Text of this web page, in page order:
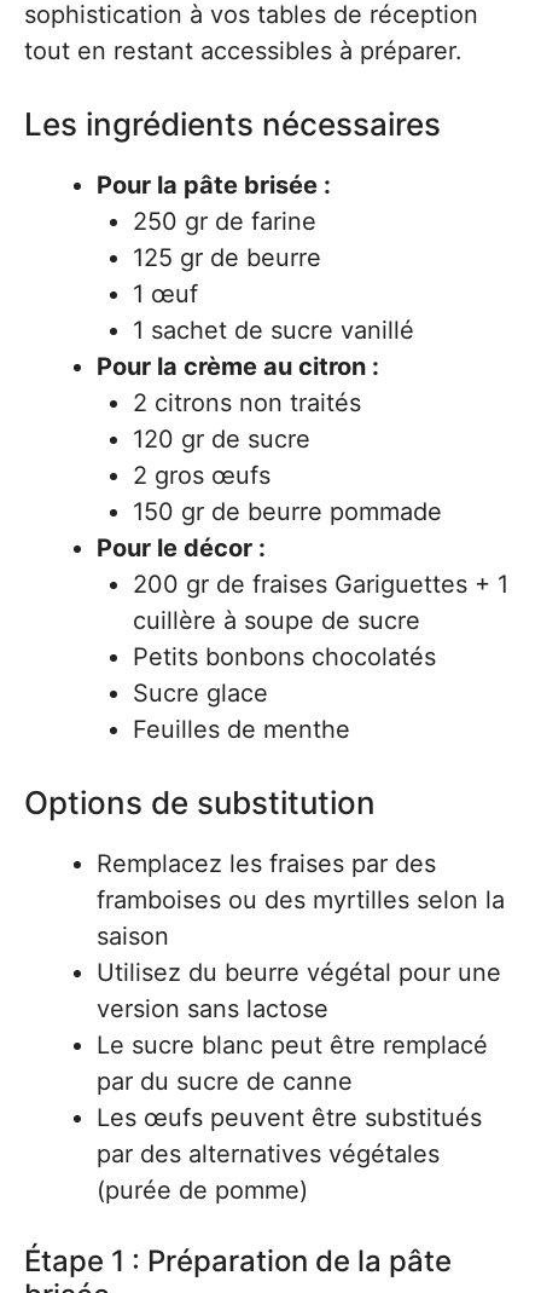
sophistication à vos tables de réception
tout en restant accessibles à préparer.
Les ingrédients nécessaires
Pour la pâte brisée :
250 gr de farine
125 gr de beurre
1 œuf
1 sachet de sucre vanillé
Pour la crème au citron :
2 citrons non traités
120 gr de sucre
2 gros œufs
150 gr de beurre pommade
Pour le décor :
200 gr de fraises Gariguettes + 1
cuillère à soupe de sucre
Petits bonbons chocolatés
Sucre glace
Feuilles de menthe
Options de substitution
Remplacez les fraises par des
framboises ou des myrtilles selon la
saison
Utilisez du beurre végétal pour une
version sans lactose
Le sucre blanc peut être remplacé
par du sucre de canne
Les œufs peuvent être substitués
par des alternatives végétales
(purée de pomme)
Étape 1 : Préparation de la pâte